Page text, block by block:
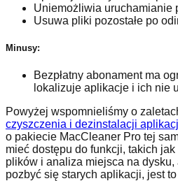
Uniemożliwia uruchamianie
Usuwa pliki pozostałe po
Minusy:
Bezpłatny abonament ma
lokalizuje aplikacje i ich nie
Powyżej wspomnieliśmy o
czyszczenia i dezinstalacji
o pakiecie MacCleaner Pro tej
mieć dostępu do funkcji, takich
plików i analiza miejsca na dysku,
pozbyć się starych aplikacji, jest